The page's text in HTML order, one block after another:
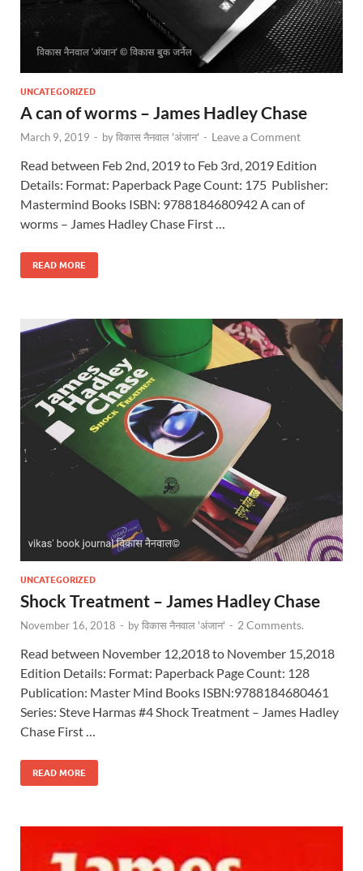
UNCATEGORIZED
A can of worms – James Hadley Chase
March 9, 2019 - byविकास नैनवाल 'अंजान' - Leave a Comment
Read between Feb 2nd, 2019 to Feb 3rd, 2019 Edition
Details: Format: Paperback Page Count: 175 Publisher:
Mastermind Books ISBN: 9788184680942 A can of
worms – James Hadley Chase First …
READ MORE
UNCATEGORIZED
Shock Treatment – James Hadley Chase
November 16, 2018 - byविकास नैनवाल 'अंजान' - 2 Comments.
Read between November 12,2018 to November 15,2018
Edition Details: Format: Paperback Page Count: 128
Publication: Master Mind Books ISBN:9788184680461
Series: Steve Harmas #4 Shock Treatment – James Hadley
Chase First …
READ MORE